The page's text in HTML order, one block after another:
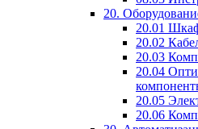
20.
20.01
20.02
20.03
20.04
20.05
20.06